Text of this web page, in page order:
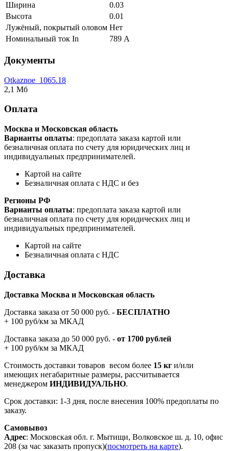
Ширина
0.03
Высота
0.01
Лужёный, покрытый оловом Нет
Номинальный ток In
789 А
Документы
Otkaznoe_1065.18
2,1 Мб
Оплата
Москва и Московская область
Варианты оплаты: предоплата заказа картой или
безналичная оплата по счету для юридических лиц и
индивидуальных предпринимателей.
Картой на сайте
Безналичная оплата с НДС и без
Регионы РФ
Варианты оплаты: предоплата заказа картой или
безналичная оплата по счету для юридических лиц и
индивидуальных предпринимателей.
Картой на сайте
Безналичная оплата с НДС
Доставка
Доставка Москва и Московская область
Доставка заказа от 50 000 руб. - БЕСПЛАТНО
+ 100 руб/км за МКАД
Доставка заказа до 50 000 руб. - от 1700 рублей
+ 100 руб/км за МКАД
Стоимость доставки товаров весом более 15 кг и/или
имеющих негабаритные размеры, рассчитывается
менеджером ИНДИВИДУАЛЬНО.
Срок доставки: 1-3 дня, после внесения 100% предоплаты по
заказу.
Самовывоз
Адрес: Московская обл. г. Мытищи, Волковское ш. д. 10, офис
208 (за час заказать пропуск)(посмотреть на карте).